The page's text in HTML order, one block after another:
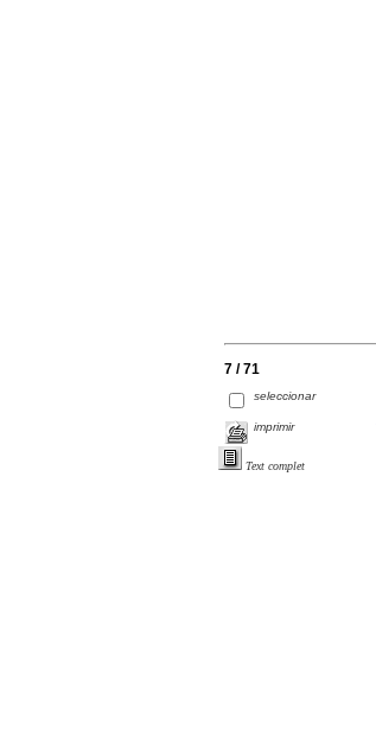
7 / 71
seleccionar
imprimir
Text complet